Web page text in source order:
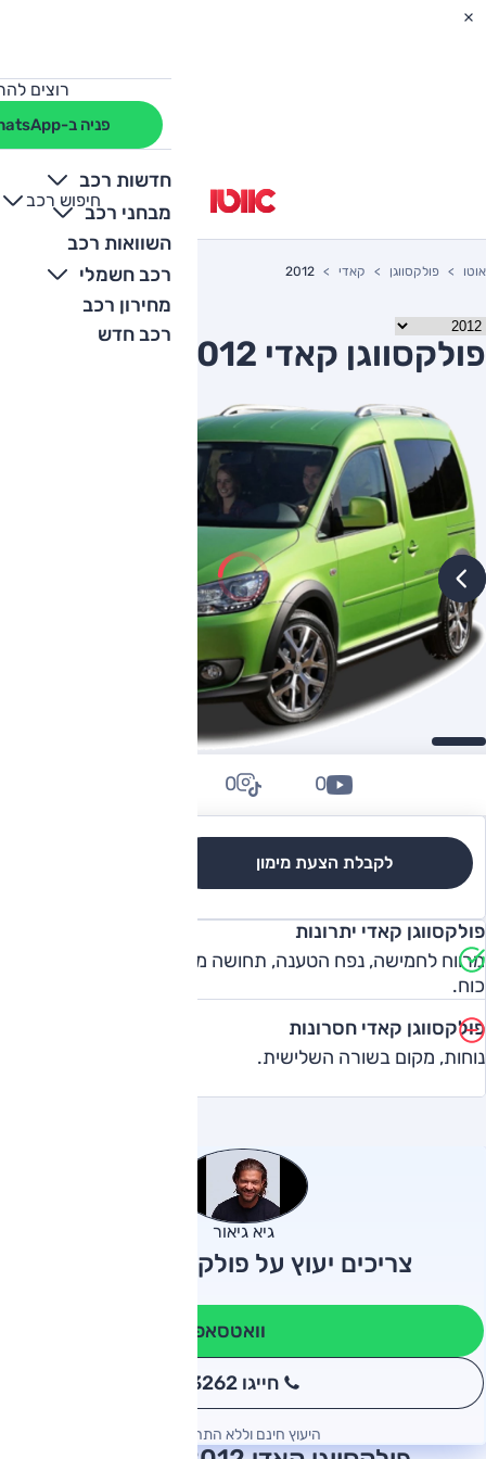
רוצים
פניה ב-WhatsApp
חדשות רכב
מבחני רכב
השוואות רכב
רכב חשמלי
מחירון רכב
רכב חדש
חיפוש רכב
+
-
אוטו פולקסווגן קאדי 2012
פולקסווגן קאדי 2012 יד שניה
לקבלת הצעת מימון
0
0
פולקסווגן קאדי יתרונות
מרווח לחמישה, נפח הטענה, תחושה משפחתית מלפנים, יחידת
כוח.
פולקסווגן קאדי חסרונות
נוחות, מקום בשורה השלישית.
גיא גיאור
צריכים יעוץ על פולקסווגן קאדי?
וואטסאפ
חייגו 3262
היעוץ חינם וללא התחייבות